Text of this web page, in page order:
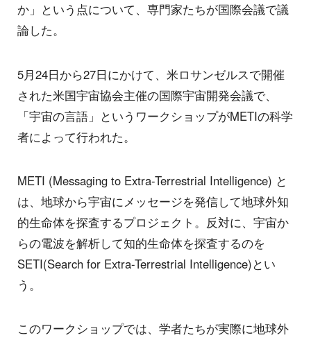
か」という点について、専門家たちが国際会議で議
論した。
5月24日から27日にかけて、米ロサンゼルスで開催
された米国宇宙協会主催の国際宇宙開発会議で、
「宇宙の言語」というワークショップがMETIの科学
者によって行われた。
METI (Messaging to Extra-Terrestrial Intelligence) と
は、地球から宇宙にメッセージを発信して地球外知
的生命体を探査するプロジェクト。反対に、宇宙か
らの電波を解析して知的生命体を探査するのを
SETI(Search for Extra-Terrestrial Intelligence)とい
う。
このワークショップでは、学者たちが実際に地球外